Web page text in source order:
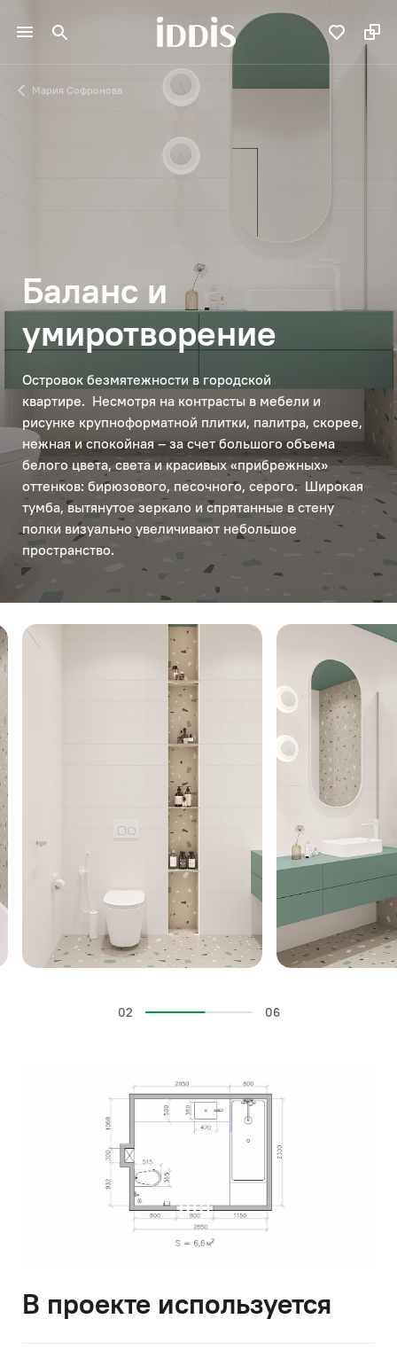
Мария Софронова
Баланс и
умиротворение
Островок безмятежности в городской
квартире. Несмотря на контрасты в мебели и
рисунке крупноформатной плитки, палитра, скорее,
нежная и спокойная – за счет большого объема
белого цвета, света и красивых «прибрежных»
оттенков: бирюзового, песочного, серого. Широкая
тумба, вытянутое зеркало и спрятанные в стену
полки визуально увеличивают небольшое
пространство.
02 06
В проекте используется